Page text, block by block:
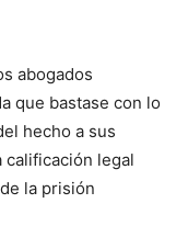
abogados
que bastase con lo
hecho a sus
legal
la prisión